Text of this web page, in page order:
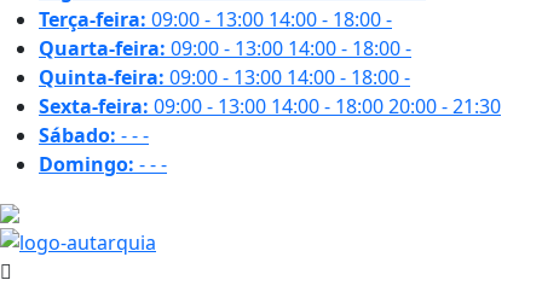
Terça-feira: 09:00 - 13:00 14:00 - 18:00-
Quarta-feira: 09:00 - 13:00 14:00 - 18:00-
Quinta-feira: 09:00 - 13:00 14:00 - 18:00-
Sexta-feira: 09:00 - 13:00 14:00 - 18:0020:00 - 21:30
Sábado: ---
Domingo: ---